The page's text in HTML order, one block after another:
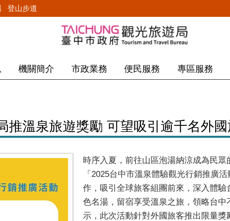
登山步道
機關簡介 市政業務 便民服務 專區服務
推溫泉旅遊獎勵 可望吸引逾千名外
時序入夏，前往山區泡湯納涼成為民
「2025台中市溫泉體驗觀光行銷推廣
作，吸引全球旅客組團前來，深入體
色名湯，留宿享受溫泉之旅，領略台
示，此次活動針對外國旅客推出限量